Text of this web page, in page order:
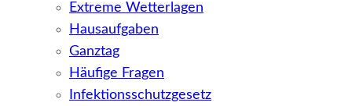
Extreme Wetterlagen
Hausaufgaben
Ganztag
Häufige Fragen
Infektionsschutzgesetz